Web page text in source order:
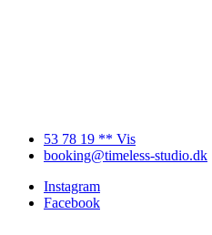
53 78 19 ** Vis
booking@timeless-studio.dk
Instagram
Facebook